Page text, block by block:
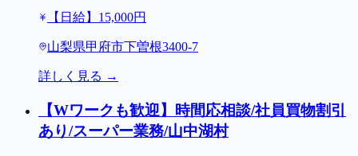
【日給】15,000円
山梨県甲府市下曽根3400-7
詳しく見る →
【Wワークも歓迎】時間応相談/社員買物割引
あり/スーパー業務/山中湖村